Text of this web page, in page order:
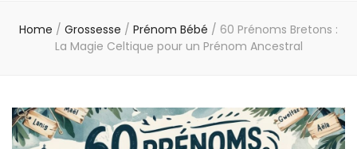
Home / Grossesse / Prénom Bébé / 60 Prénoms Bretons :
La Magie Celtique pour un Prénom Ancestral